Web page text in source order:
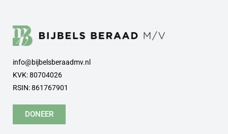
info@bijbelsberaadmv.nl
KVK: 80704026
RSIN: 861767901
DONEER